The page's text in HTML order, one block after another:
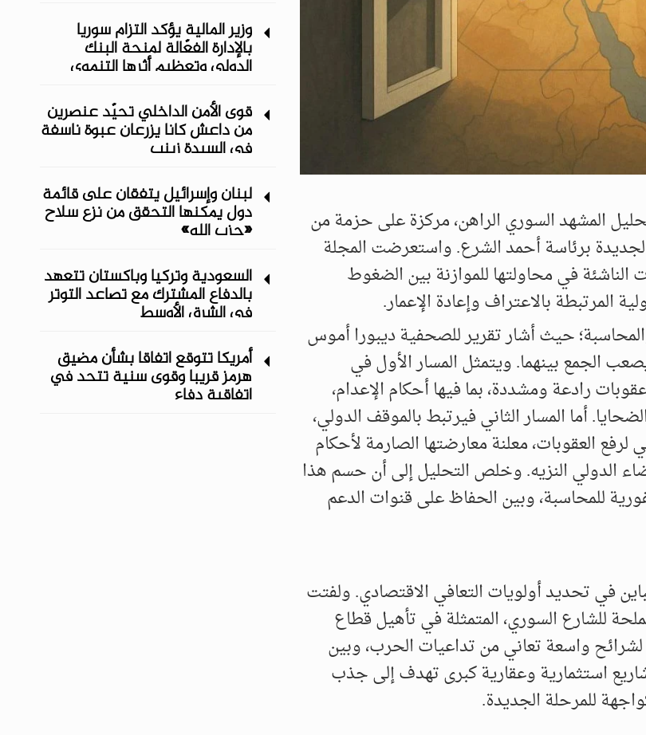
المشهد السوري الراهن، مركزة على حزمة من
برئاسة أحمد الشرع. واستعرضت المجلة
الناشئة في محاولتها للموازنة بين الضغوط
المرتبطة بالاعتراف وإعادة الإعمار.
حيث أشار تقرير للصحفية ديبورا أموس
الجمع بينهما. ويتمثل المسار الأول في
رادعة ومشددة، بما فيها أحكام الإعدام،
أما المسار الثاني فيرتبط بالموقف الدولي،
العقوبات، معلنة معارضتها الصارمة لأحكام
الدولي النزيه. وخلص التحليل إلى أن حسم هذا
للمحاسبة، وبين الحفاظ على قنوات الدعم
في تحديد أولويات التعافي الاقتصادي. ولفتت
للشارع السوري، المتمثلة في تأهيل قطاع
لشرائح واسعة تعاني من تداعيات الحرب، وبين
استثمارية وعقارية كبرى تهدف إلى جذب
للمرحلة الجديدة.
وزير المالية يؤكد التزام سوريا
بالإدارة الفعّالة لمنحة البنك
الدولي وتعظيم أثرها التنموي
قوى الأمن الداخلي تحيّد عنصرين
من داعش كانا يزرعان عبوة ناسفة
في السيدة زينب
لبنان وإسرائيل يتفقان على قائمة
دول يمكنها التحقق من نزع سلاح
«حزب الله»
السعودية وتركيا وباكستان تتعهد
بالدفاع المشترك مع تصاعد التوتر
في الشرق الأوسط
أمريكا تتوقع اتفاقا بشأن مضيق
هرمز قريبا وقوى سنية تتحد في
اتفاقية دفاع